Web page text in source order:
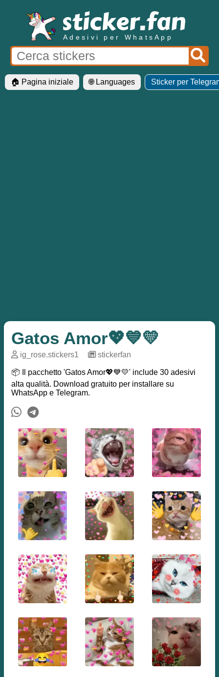
Adesivi per WhatsApp
🏠 Pagina iniziale 🌐 Languages Sticker per
Gatos Amor💖💙💛
ig_rose.stickers1 stickerfan
📦 Il pacchetto 'Gatos Amor💖💙💛' include 30 adesivi
alta qualità. Download gratuito per installare su
WhatsApp e Telegram.